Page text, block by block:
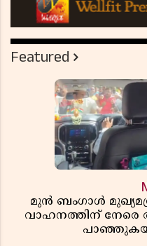
Featured
മുൻ ബംഗാൾ
വാഹനത്തിന് നേരെ